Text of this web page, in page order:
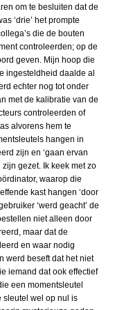
om te besluiten dat de
‘drie’ het prompte
die de bouten
controleerden; op de
geven. Mijn hoop die
ingesteldheid daalde al
echter nog tot onder
met de kalibratie van de
controleerden of
alvorens hem te
hangen in
zijn en ‘gaan ervan
gezet. Ik keek met zo
waarop die
kast hangen ‘door
‘werd geacht’ de
niet alleen door
maar dat de
en waar nodig
werd beseft dat het niet
iemand dat ook effectief
een momentsleutel
sleutel wel op nul is